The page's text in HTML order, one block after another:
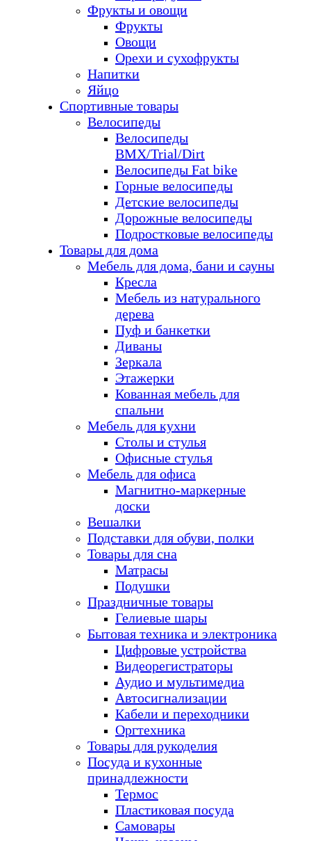
Фрукты и овощи
Фрукты
Овощи
Орехи и сухофрукты
Напитки
Яйцо
Спортивные товары
Велосипеды
Велосипеды
BMX/Trial/Dirt
Велосипеды Fat bike
Горные велосипеды
Детские велосипеды
Дорожные велосипеды
Подростковые велосипеды
Товары для дома
Мебель для дома, бани и сауны
Кресла
Мебель из натурального
дерева
Пуф и банкетки
Диваны
Зеркала
Этажерки
Кованная мебель для
спальни
Мебель для кухни
Столы и стулья
Офисные стулья
Мебель для офиса
Магнитно-маркерные
доски
Вешалки
Подставки для обуви, полки
Товары для сна
Матрасы
Подушки
Праздничные товары
Гелиевые шары
Бытовая техника и электроника
Цифровые устройства
Видеорегистраторы
Аудио и мультимедиа
Автосигнализации
Кабели и переходники
Оргтехника
Товары для рукоделия
Посуда и кухонные
принадлежности
Термос
Пластиковая посуда
Самовары